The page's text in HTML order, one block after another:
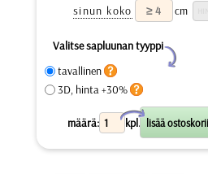
sinun koko
cm
Valitse sapluunan tyyppi
Y
tavallinen
3D, hinta +30%
määrä: kpl.
X